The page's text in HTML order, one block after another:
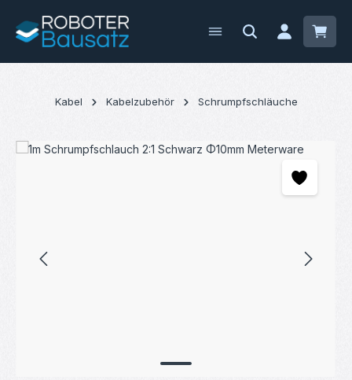
Zum Hauptinhalt springen
Kabel Kabelzubehör Schrumpfschläuche
Bildergalerie überspringen